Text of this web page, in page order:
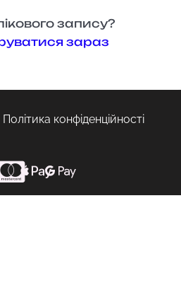
запису?
зараз
Політика конфіденційності